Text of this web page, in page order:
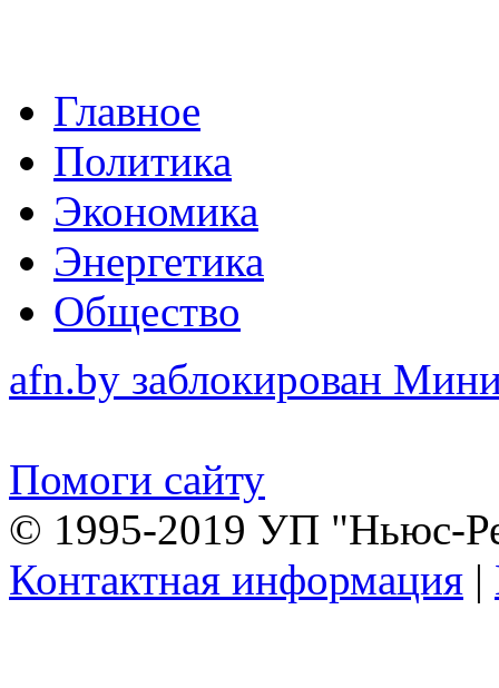
Главное
Политика
Экономика
Энергетика
Общество
afn.by заблокирован
Помоги сайту
© 1995-2019 УП "Ньюс-
Контактная информация |